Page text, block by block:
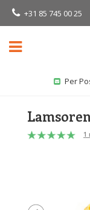
+31 85 745 00 25
Per
1